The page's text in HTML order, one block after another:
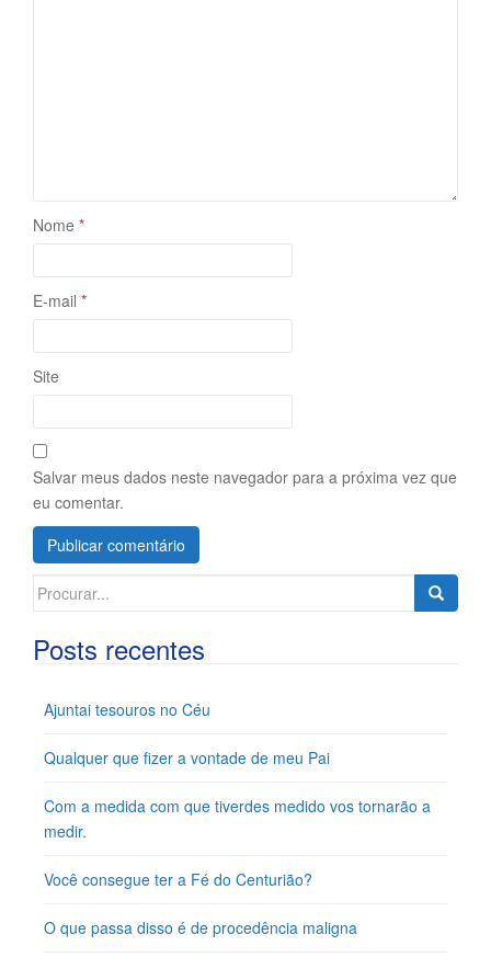
Nome *
E-mail *
Site
Salvar meus dados neste navegador para a próxima vez que
eu comentar.
Search
Posts recentes
Ajuntai tesouros no Céu
Qualquer que fizer a vontade de meu Pai
Com a medida com que tiverdes medido vos tornarão a
medir.
Você consegue ter a Fé do Centurião?
O que passa disso é de procedência maligna